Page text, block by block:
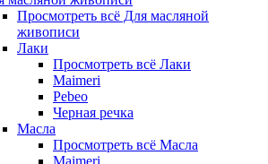
Просмотреть всё Для масляной
живописи
Лаки
Просмотреть всё Лаки
Maimeri
Pebeo
Черная речка
Масла
Просмотреть всё Масла
Maimeri